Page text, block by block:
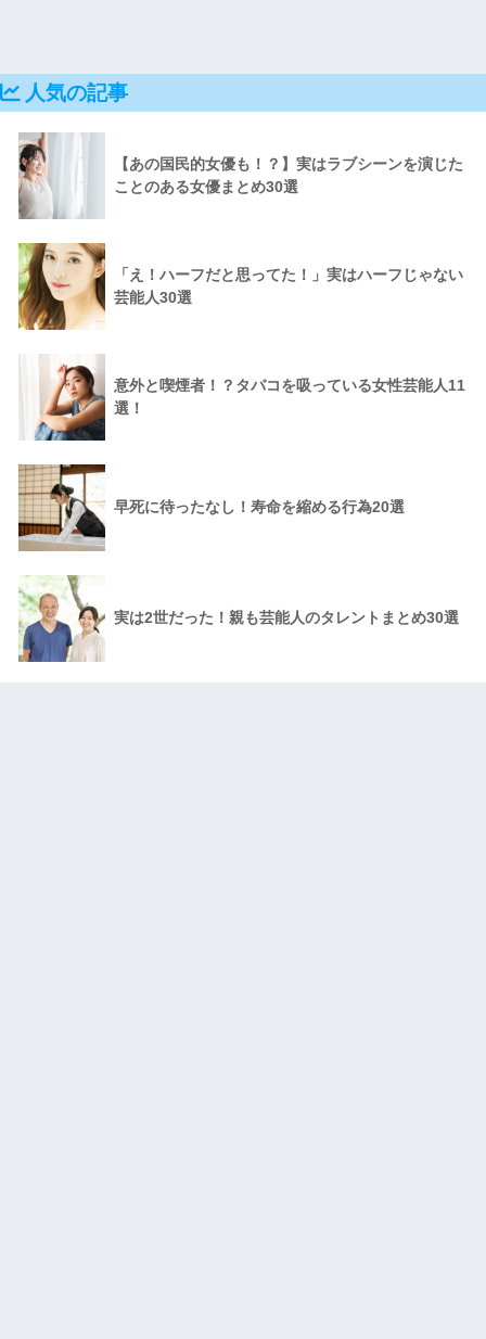
人気の記事
【あの国民的女優も！？】実はラブシーンを演じた
ことのある女優まとめ30選
「え！ハーフだと思ってた！」実はハーフじゃない
芸能人30選
意外と喫煙者！？タバコを吸っている女性芸能人11
選！
早死に待ったなし！寿命を縮める行為20選
実は2世だった！親も芸能人のタレントまとめ30選